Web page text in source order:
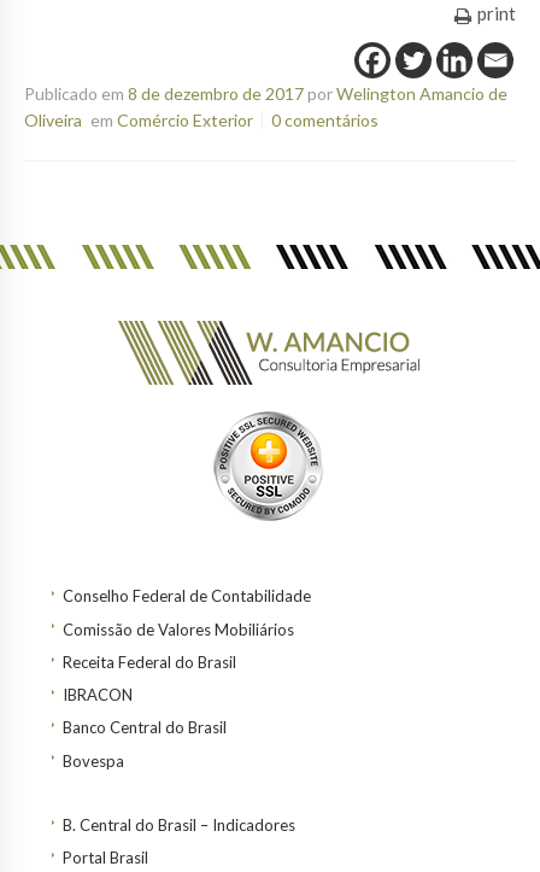
print
Publicado em 8 de dezembro de 2017porWelington Amancio de
Oliveira em Comércio Exterior 0 comentários
Conselho Federal de Contabilidade
Comissão de Valores Mobiliários
Receita Federal do Brasil
IBRACON
Banco Central do Brasil
Bovespa
B. Central do Brasil – Indicadores
Portal Brasil